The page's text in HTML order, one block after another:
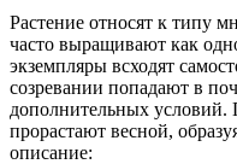
Растение относят к типу
часто выращивают как
экземпляры всходят
созревании попадают в
дополнительных условий.
прорастают весной,
описание: